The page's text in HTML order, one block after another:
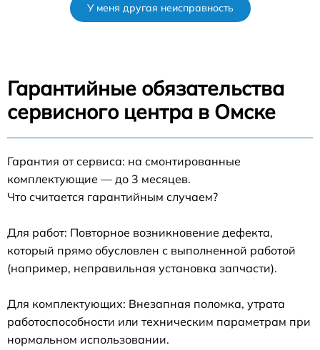
У меня другая неисправность
Гарантийные обязательства
сервисного центра в Омске
Гарантия от сервиса: на смонтированные
комплектующие — до 3 месяцев.
Что считается гарантийным случаем?
Для работ: Повторное возникновение дефекта,
который прямо обусловлен с выполненной работой
(например, неправильная установка запчасти).
Для комплектующих: Внезапная поломка, утрата
работоспособности или техническим параметрам при
нормальном использовании.